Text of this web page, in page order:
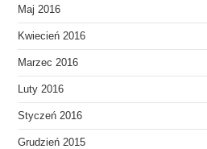
Maj 2016
Kwiecień 2016
Marzec 2016
Luty 2016
Styczeń 2016
Grudzień 2015